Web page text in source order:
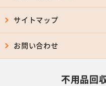
サイトマップ
お問い合わせ
不用品回